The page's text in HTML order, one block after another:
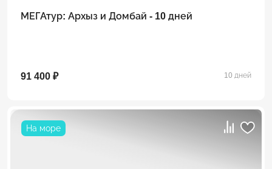
МЕГАтур: Архыз и Домбай - 10 дней
91 400 ₽ 10 дней
На море